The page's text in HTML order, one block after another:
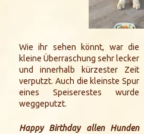
Wie ihr sehen könnt, war die
kleine Überraschung sehr lecker
und innerhalb kürzester Zeit
verputzt. Auch die kleinste Spur
eines Speiserestes wurde
weggeputzt.
Happy Birthday allen Hunden